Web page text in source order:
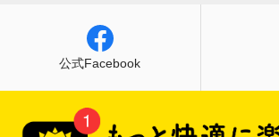
公式Facebook